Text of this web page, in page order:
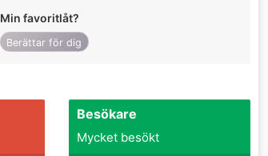
Min favoritlåt?
Berättar för dig
Besökare
Mycket besökt